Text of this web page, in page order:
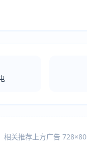
相关推荐上方广告 728×80